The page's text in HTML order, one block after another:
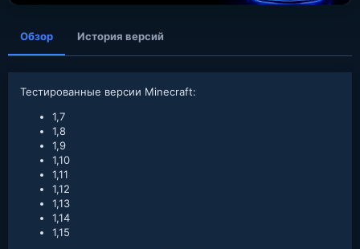
Обзор История версий
Тестированные версии Minecraft:
1,7
1,8
1,9
1,10
1,11
1,12
1,13
1,14
1,15